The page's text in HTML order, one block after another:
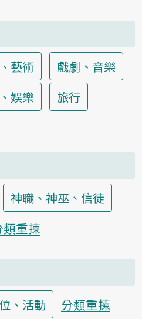
藝術
戲劇、音樂
娛樂
旅行
神職、神巫、信徒
類重揀
、活動 分類重揀